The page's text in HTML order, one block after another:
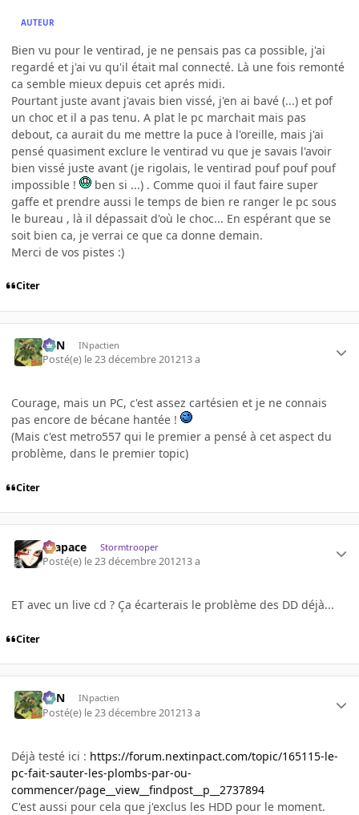
AUTEUR
Bien vu pour le ventirad, je ne pensais pas ca possible, j'ai
regardé et j'ai vu qu'il était mal connecté. Là une fois remonté
ca semble mieux depuis cet aprés midi.
Pourtant juste avant j'avais bien vissé, j'en ai bavé (...) et pof
un choc et il a pas tenu. A plat le pc marchait mais pas
debout, ca aurait du me mettre la puce à l'oreille, mais j'ai
pensé quasiment exclure le ventirad vu que je savais l'avoir
bien vissé juste avant (je rigolais, le ventirad pouf pouf pouf
impossible !
ben si ...) . Comme quoi il faut faire super
gaffe et prendre aussi le temps de bien re ranger le pc sous
le bureau , là il dépassait d'où le choc... En espérant que se
soit bien ca, je verrai ce que ca donne demain.
Merci de vos pistes :)
Citer
RFN INpactien
Posté(e) le 23 décembre 201213 a
Courage, mais un PC, c'est assez cartésien et je ne connais
pas encore de bécane hantée !
(Mais c'est metro557 qui le premier a pensé à cet aspect du
problème, dans le premier topic)
Citer
Krapace Stormtrooper
Posté(e) le 23 décembre 201213 a
ET avec un live cd ? Ça écarterais le problème des DD déjà...
Citer
RFN INpactien
Posté(e) le 23 décembre 201213 a
Déjà testé ici : https://forum.nextinpact.com/topic/165115-le-
pc-fait-sauter-les-plombs-par-ou-
commencer/page__view__findpost__p__2737894
C'est aussi pour cela que j'exclus les HDD pour le moment.